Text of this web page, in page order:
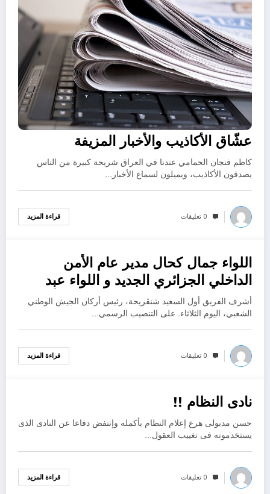
عشّاق الأكاذيب والأخبار المزيفة
كاظم فنجان الحمامي عندنا في العراق شريحة كبيرة من الناس
يصدقون الأكاذيب، ويميلون لسماع الأخبار…
0 تعليقات قراءة المزيد
يوليو 19, 2022
اللواء جمال كحال مدير عام الأمن
الداخلي الجزائري الجديد و اللواء عبد
الغني راشدي مدير عام الوثائق و الأمن
الخارجي الجزائري الجديد
أشرف الفريق أول السعيد شنڨريحة، رئيس أركان الجيش الوطني
الشعبي، اليوم الثلاثاء. على التنصيب الرسمي…
0 تعليقات قراءة المزيد
يوليو 19, 2022
نادى النظام !!
حسن مدبولى هرع إعلام النظام بأكمله وإنتفض دفاعا عن النادى الذى
يستخدمونه فى تغييب العقول…
0 تعليقات قراءة المزيد